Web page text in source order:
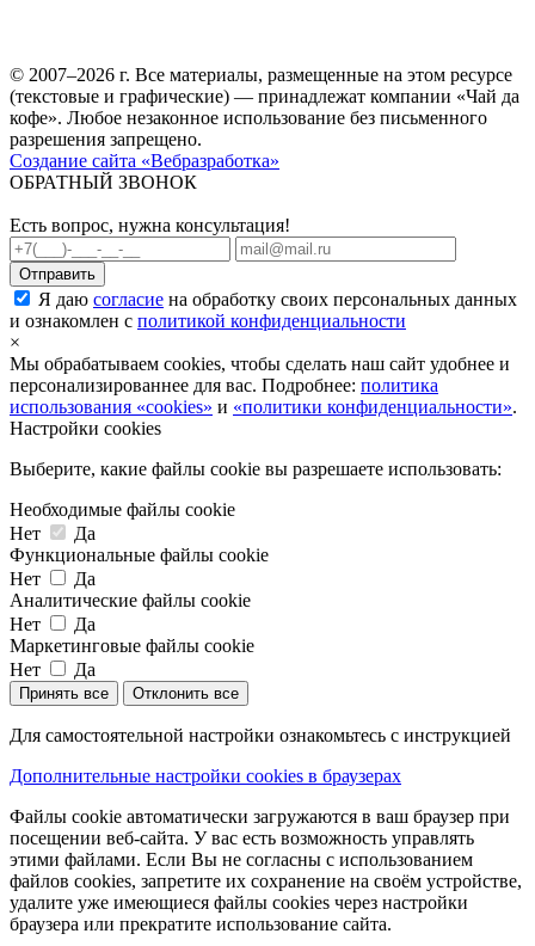
© 2007–2026 г. Все материалы, размещенные на этом ресурсе
(текстовые и графические) — принадлежат компании «Чай да
кофе». Любое незаконное использование без письменного
разрешения запрещено.
Создание сайта «Вебразработка»
ОБРАТНЫЙ ЗВОНОК
Есть вопрос, нужна консультация!
Я даю согласие на обработку своих персональных данных
и ознакомлен с политикой конфиденциальности
×
Мы обрабатываем cookies, чтобы сделать наш сайт удобнее и
персонализированнее для вас. Подробнее: политика
использования «cookies» и «политики конфиденциальности».
Настройки cookies
Выберите, какие файлы cookie вы разрешаете использовать:
Необходимые файлы cookie
Нет
Да
Функциональные файлы cookie
Нет
Да
Аналитические файлы cookie
Нет
Да
Маркетинговые файлы cookie
Нет
Да
Принять все Отклонить все
Для самостоятельной настройки ознакомьтесь с инструкцией
Дополнительные настройки cookies в браузерах
Файлы cookie автоматически загружаются в ваш браузер при
посещении веб-сайта. У вас есть возможность управлять
этими файлами. Если Вы не согласны с использованием
файлов cookies, запретите их сохранение на своём устройстве,
удалите уже имеющиеся файлы cookies через настройки
браузера или прекратите использование сайта.